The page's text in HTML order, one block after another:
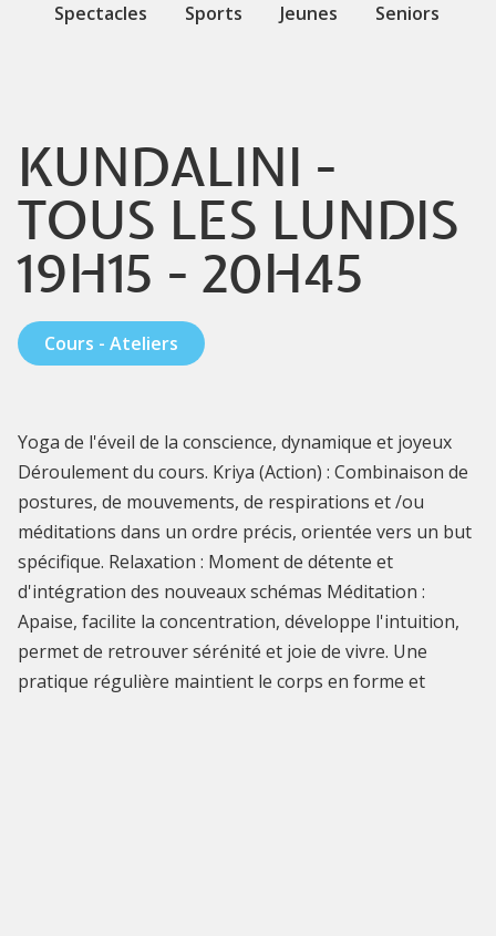
Spectacles
Sports Jeunes Seniors
KUNDALINI -
TOUS LES LUNDIS
19H15 - 20H45
Cours - Ateliers
Yoga de l'éveil de la conscience, dynamique et joyeux
Déroulement du cours. Kriya (Action) : Combinaison de
postures, de mouvements, de respirations et /ou
méditations dans un ordre précis, orientée vers un but
spécifique. Relaxation : Moment de détente et
d'intégration des nouveaux schémas Méditation :
Apaise, facilite la concentration, développe l'intuition,
permet de retrouver sérénité et joie de vivre. Une
pratique régulière maintient le corps en forme et